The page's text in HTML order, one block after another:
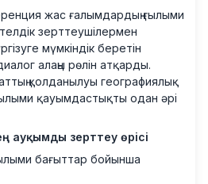
жас ғалымдардың ғылыми
зерттеушілермен
мүмкіндік беретін
алаңы рөлін атқарды.
қолданылуы географиялық
қауымдастықты одан әрі
ауқымды зерттеу өрісі
бағыттар бойынша